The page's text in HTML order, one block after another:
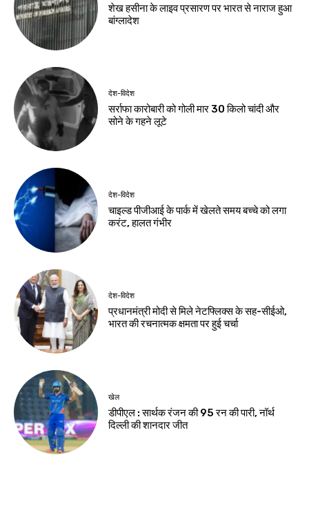
देश-विदेश
धरती माता की सेवा का
संकल्प, प्रधानमंत्री मोदी
का सुभाषितम्
Birsa Bhumi Live
August 6, 2026
देश-विदेश
झारखंड न्यूज़
ऑपरेशन सफाया में पुलिस
की बड़ी कार्रवाई, दो देशी
कट्टे और चोरी की बाइक
बरामद
Birsa Bhumi Live -
August 5, 2026
नवीनतम लेख
शेख हसीना के लाइव प्रसारण पर भारत से नाराज हुआ
बांग्लादेश